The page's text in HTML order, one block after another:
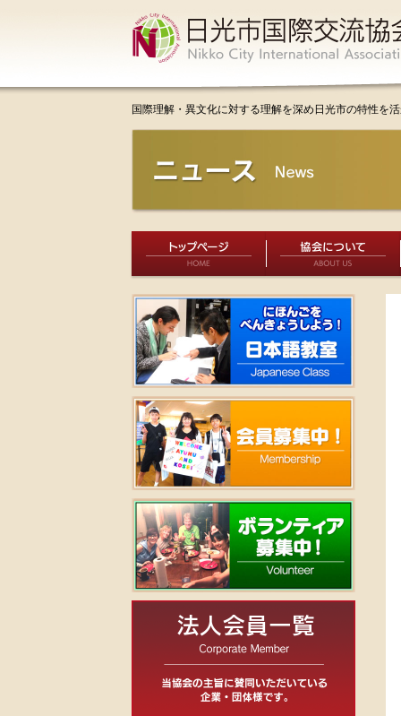
国際理解・異文化に対する理解を深め日光市の特性を